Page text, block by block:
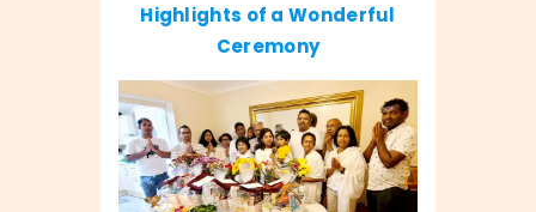
Highlights of a Wonderful
Ceremony